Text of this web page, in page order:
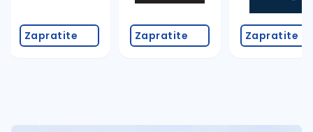
Zapratite Zapratite Zapratite